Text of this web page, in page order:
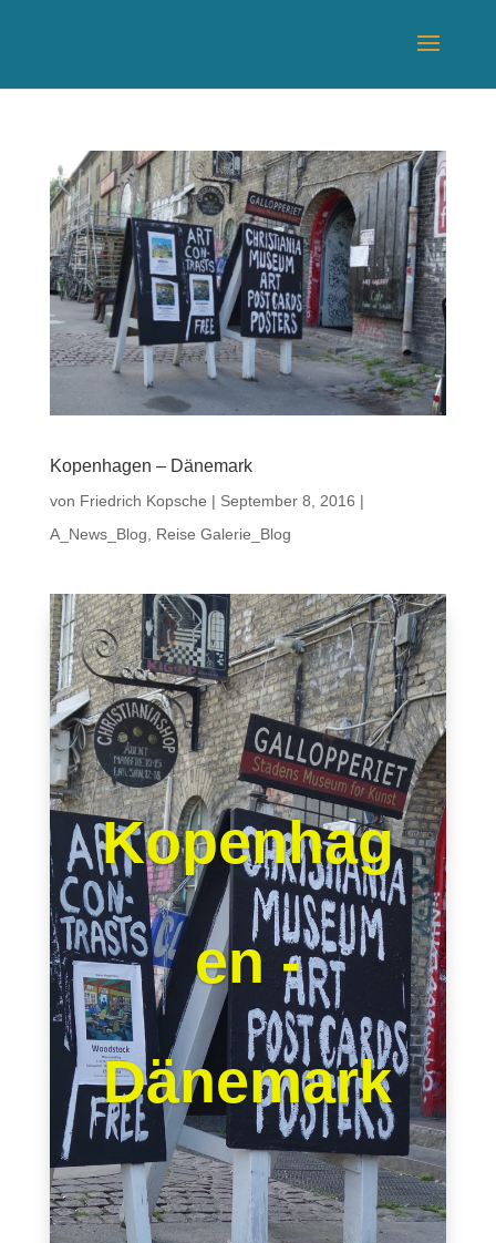
Kopenhagen – Dänemark
von Friedrich Kopsche | September 8, 2016 |
A_News_Blog
Reise Galerie_Blog
Kopenhag
en -
Dänemark